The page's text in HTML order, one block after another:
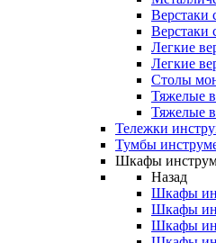
Верстаки
Верстаки
Легкие
Легкие
Столы
Тяжелые
Тяжелые
Тележки
Тумбы
Шкафы
Назад
Шкафы
Шкафы
Шкафы